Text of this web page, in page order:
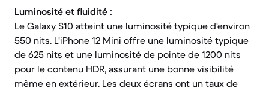
Luminosité et fluidité :
Le Galaxy S10 atteint une luminosité typique d'environ
550 nits. L'iPhone 12 Mini offre une luminosité typique
de 625 nits et une luminosité de pointe de 1200 nits
pour le contenu HDR, assurant une bonne visibilité
même en extérieur. Les deux écrans ont un taux de